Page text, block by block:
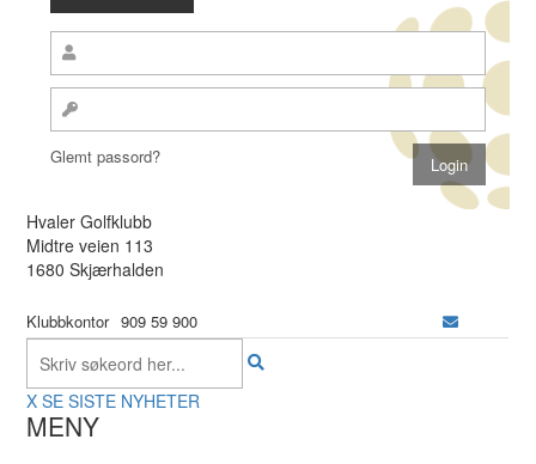
Glemt passord?
Hvaler Golfklubb
Midtre veien 113
1680 Skjærhalden
Klubbkontor 909 59 900
X SE SISTE NYHETER
MENY